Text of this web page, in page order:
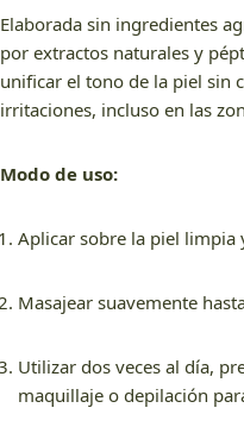
Elaborada sin ingredientes
por extractos naturales y
unificar el tono de la piel sin
irritaciones, incluso en las
Modo de uso:
Aplicar sobre la piel limpia
Masajear suavemente
Utilizar dos veces al día,
maquillaje o depilación